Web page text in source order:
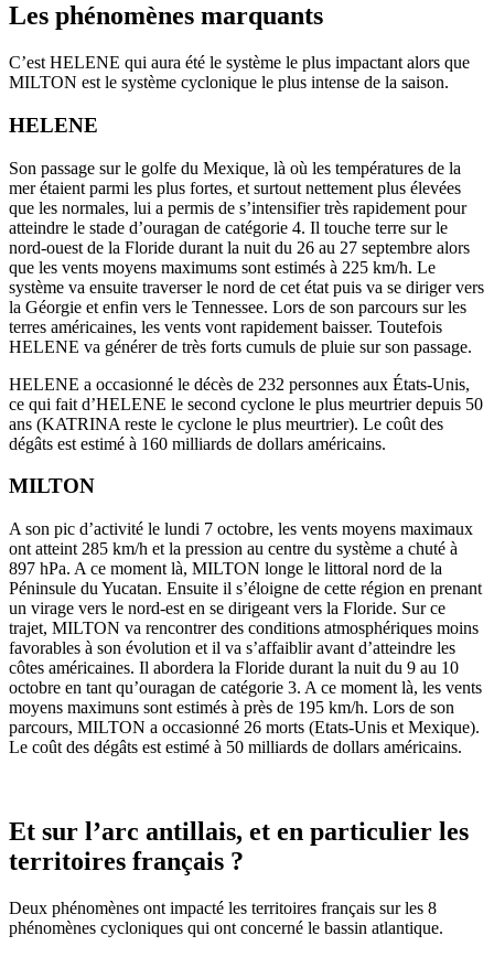
Les phénomènes marquants
C’est HELENE qui aura été le système le plus impactant alors que
MILTON est le système cyclonique le plus intense de la saison.
HELENE
Son passage sur le golfe du Mexique, là où les températures de la
mer étaient parmi les plus fortes, et surtout nettement plus élevées
que les normales, lui a permis de s’intensifier très rapidement pour
atteindre le stade d’ouragan de catégorie 4. Il touche terre sur le
nord-ouest de la Floride durant la nuit du 26 au 27 septembre alors
que les vents moyens maximums sont estimés à 225 km/h. Le
système va ensuite traverser le nord de cet état puis va se diriger vers
la Géorgie et enfin vers le Tennessee. Lors de son parcours sur les
terres américaines, les vents vont rapidement baisser. Toutefois
HELENE va générer de très forts cumuls de pluie sur son passage.
HELENE a occasionné le décès de 232 personnes aux États-Unis,
ce qui fait d’HELENE le second cyclone le plus meurtrier depuis 50
ans (KATRINA reste le cyclone le plus meurtrier). Le coût des
dégâts est estimé à 160 milliards de dollars américains.
MILTON
A son pic d’activité le lundi 7 octobre, les vents moyens maximaux
ont atteint 285 km/h et la pression au centre du système a chuté à
897 hPa. A ce moment là, MILTON longe le littoral nord de la
Péninsule du Yucatan. Ensuite il s’éloigne de cette région en prenant
un virage vers le nord-est en se dirigeant vers la Floride. Sur ce
trajet, MILTON va rencontrer des conditions atmosphériques moins
favorables à son évolution et il va s’affaiblir avant d’atteindre les
côtes américaines. Il abordera la Floride durant la nuit du 9 au 10
octobre en tant qu’ouragan de catégorie 3. A ce moment là, les vents
moyens maximuns sont estimés à près de 195 km/h. Lors de son
parcours, MILTON a occasionné 26 morts (Etats-Unis et Mexique).
Le coût des dégâts est estimé à 50 milliards de dollars américains.
Et sur l’arc antillais, et en particulier les
territoires français ?
Deux phénomènes ont impacté les territoires français sur les 8
phénomènes cycloniques qui ont concerné le bassin atlantique.